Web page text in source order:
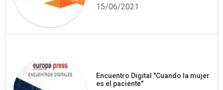
15/06/2021
Encuentro Digital "Cuando la mujer
es el paciente"